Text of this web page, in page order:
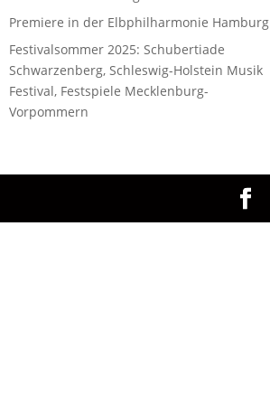
Premiere in der Elbphilharmonie Hamburg
Festivalsommer 2025: Schubertiade
Schwarzenberg, Schleswig-Holstein Musik
Festival, Festspiele Mecklenburg-
Vorpommern